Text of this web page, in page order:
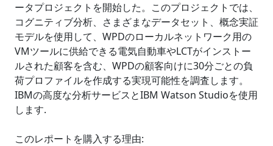
ータプロジェクトを開始した。このプロジェクトでは、
コグニティブ分析、さまざまなデータセット、概念実証
モデルを使用して、WPDのローカルネットワーク用の
VMツールに供給できる電気自動車やLCTがインストー
ルされた顧客を含む、WPDの顧客向けに30分ごとの負
荷プロファイルを作成する実現可能性を調査します。
IBMの高度な分析サービスとIBM Watson Studioを使用
します.
このレポートを購入する理由: